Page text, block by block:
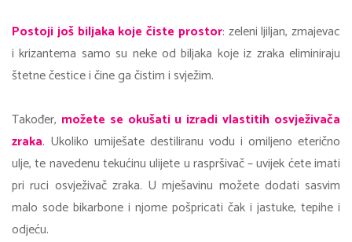
Postoji još biljaka koje čiste prostor: zeleni ljiljan, zmajevac
i krizantema samo su neke od biljaka koje iz zraka eliminiraju
štetne čestice i čine ga čistim i svježim.
Također, možete se okušati u izradi vlastitih osvježivača
zraka. Ukoliko umiješate destiliranu vodu i omiljeno eterično
ulje, te navedenu tekućinu ulijete u raspršivač – uvijek ćete imati
pri ruci osvježivač zraka. U mješavinu možete dodati sasvim
malo sode bikarbone i njome pošpricati čak i jastuke, tepihe i
odjeću.